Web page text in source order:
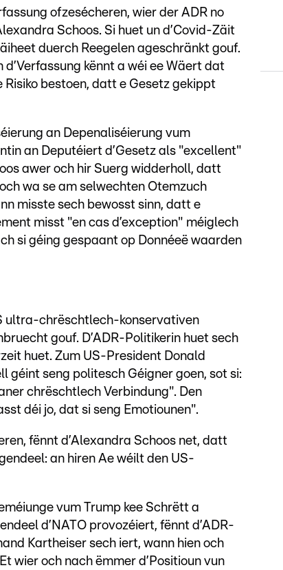
ofzesécheren, wier der ADR no
Schoos. Si huet un d’Covid-Zäit
duerch Reegelen ageschränkt gouf.
kënnt a wéi ee Wäert dat
Risiko bestoen, datt e Gesetz gekippt
an Depenaliséierung vum
an Deputéiert d’Gesetz als "excellent"
awer och hir Suerg widderholl, datt
wa se am selwechten Otemzuch
misste sech bewosst sinn, datt e
misst "en cas d’exception" méiglech
si géing gespaant op Donnéeë waarden
ultra-chrëschtlech-konservativen
gouf. D’ADR-Politikerin huet sech
huet. Zum US-President Donald
géint seng politesch Géigner goen, sot si:
chrëschtlech Verbindung". Den
déi jo, dat si seng Emotiounen".
fënnt d’Alexandra Schoos net, datt
an hiren Ae wéilt den US-
vum Trump kee Schrëtt a
d’NATO provozéiert, fënnt d’ADR-
Kartheiser sech iert, wann hien och
Et wier och nach ëmmer d’Positioun vun